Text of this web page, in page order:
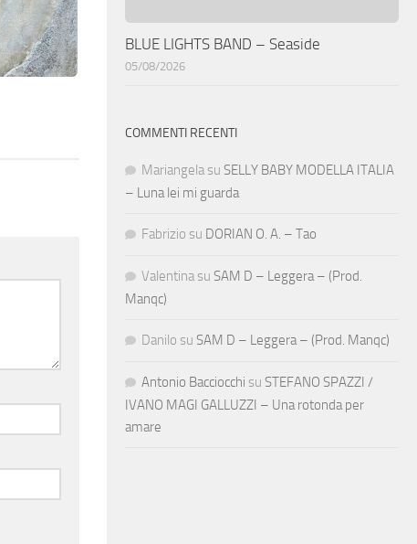
BLUE LIGHTS BAND – Seaside
05/08/2026
COMMENTI RECENTI
Mariangela su SELLY BABY MODELLA ITALIA
– Luna lei mi guarda
Fabrizio su DORIAN O. A. – Tao
Valentina su SAM D – Leggera – (Prod.
Manqc)
Danilo su SAM D – Leggera – (Prod. Manqc)
Antonio Bacciocchi su STEFANO SPAZZI /
IVANO MAGI GALLUZZI – Una rotonda per
amare